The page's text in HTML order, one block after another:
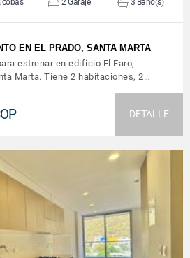
EN EL PRADO, SANTA MARTA
estrenar en edificio El Faro,
Marta. Tiene 2 habitaciones, 2…
DETALLE
VER DETALLES